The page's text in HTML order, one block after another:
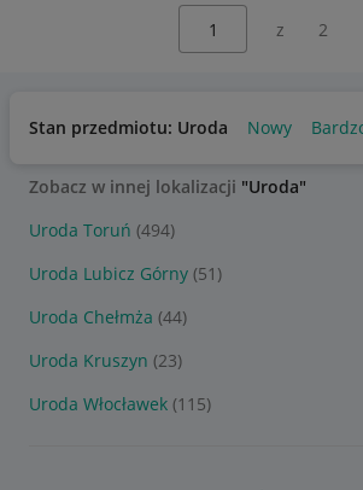
z 2
Stan przedmiotu: Uroda Nowy
Zobacz w innej lokalizacji "Uroda"
Uroda Toruń (494)
Uroda Lubicz Górny (51)
Uroda Chełmża (44)
Uroda Kruszyn (23)
Uroda Włocławek (115)